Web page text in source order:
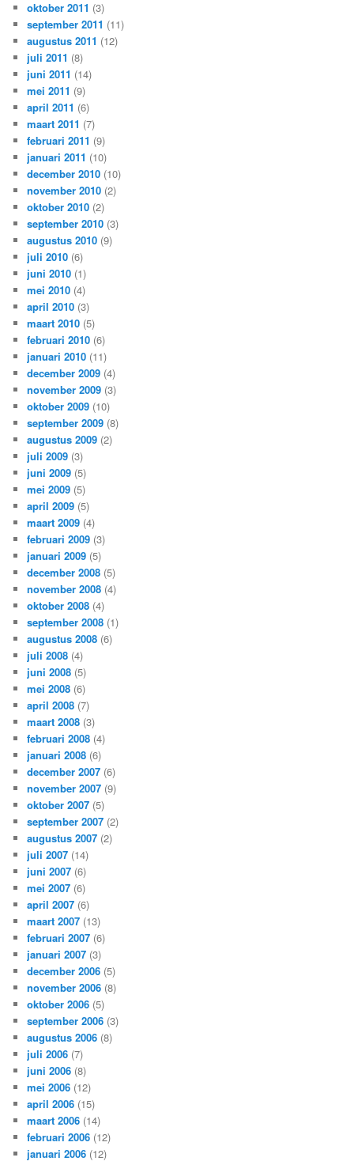
oktober 2011 (3)
september 2011 (11)
augustus 2011 (12)
juli 2011 (8)
juni 2011 (14)
mei 2011 (9)
april 2011 (6)
maart 2011 (7)
februari 2011 (9)
januari 2011 (10)
december 2010 (10)
november 2010 (2)
oktober 2010 (2)
september 2010 (3)
augustus 2010 (9)
juli 2010 (6)
juni 2010 (1)
mei 2010 (4)
april 2010 (3)
maart 2010 (5)
februari 2010 (6)
januari 2010 (11)
december 2009 (4)
november 2009 (3)
oktober 2009 (10)
september 2009 (8)
augustus 2009 (2)
juli 2009 (3)
juni 2009 (5)
mei 2009 (5)
april 2009 (5)
maart 2009 (4)
februari 2009 (3)
januari 2009 (5)
december 2008 (5)
november 2008 (4)
oktober 2008 (4)
september 2008 (1)
augustus 2008 (6)
juli 2008 (4)
juni 2008 (5)
mei 2008 (6)
april 2008 (7)
maart 2008 (3)
februari 2008 (4)
januari 2008 (6)
december 2007 (6)
november 2007 (9)
oktober 2007 (5)
september 2007 (2)
augustus 2007 (2)
juli 2007 (14)
juni 2007 (6)
mei 2007 (6)
april 2007 (6)
maart 2007 (13)
februari 2007 (6)
januari 2007 (3)
december 2006 (5)
november 2006 (8)
oktober 2006 (5)
september 2006 (3)
augustus 2006 (8)
juli 2006 (7)
juni 2006 (8)
mei 2006 (12)
april 2006 (15)
maart 2006 (14)
februari 2006 (12)
januari 2006 (12)